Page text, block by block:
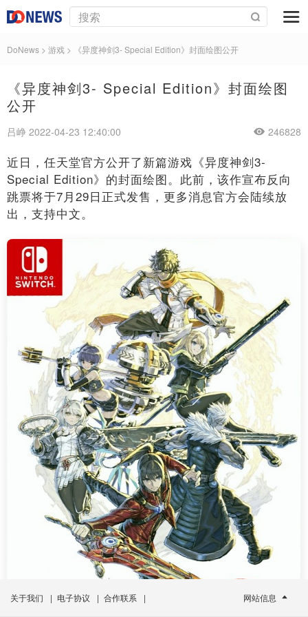
DoNews > 游戏 > 《异度神剑3- Special Edition》封面绘图公开
《异度神剑3- Special Edition》封面绘图
公开
吕峥 2022-04-23 12:40:00 246828
近日，任天堂官方公开了新篇游戏《异度神剑3-
Special Edition》的封面绘图。此前，该作宣布反向
跳票将于7月29日正式发售，更多消息官方会陆续放
出，支持中文。
关于我们 | 电子协议 | 合作联系 | 网站信息